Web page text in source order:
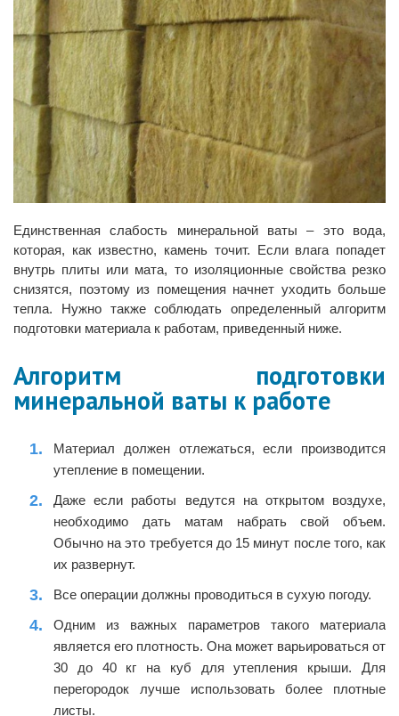
Единственная слабость минеральной ваты – это вода,
которая, как известно, камень точит. Если влага попадет
внутрь плиты или мата, то изоляционные свойства резко
снизятся, поэтому из помещения начнет уходить больше
тепла. Нужно также соблюдать определенный алгоритм
подготовки материала к работам, приведенный ниже.
Алгоритм подготовки
минеральной ваты к работе
Материал должен отлежаться, если производится
утепление в помещении.
Даже если работы ведутся на открытом воздухе,
необходимо дать матам набрать свой объем.
Обычно на это требуется до 15 минут после того, как
их развернут.
Все операции должны проводиться в сухую погоду.
Одним из важных параметров такого материала
является его плотность. Она может варьироваться от
30 до 40 кг на куб для утепления крыши. Для
перегородок лучше использовать более плотные
листы.